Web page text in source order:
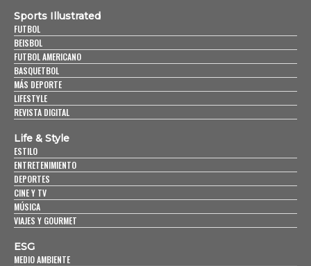
Sports Illustrated
FUTBOL
BEISBOL
FUTBOL AMERICANO
BASQUETBOL
MÁS DEPORTE
LIFESTYLE
REVISTA DIGITAL
Life & Style
ESTILO
ENTRETENIMIENTO
DEPORTES
CINE Y TV
MÚSICA
VIAJES Y GOURMET
ESG
MEDIO AMBIENTE